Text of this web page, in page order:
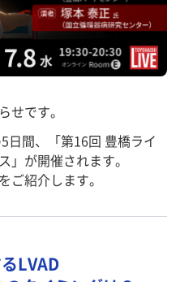
せです。
日間、「第16回 豊橋ライ
」が開催されます。
ご紹介します。
LVAD